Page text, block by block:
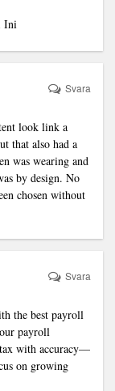
Ini
look link a
that also had a
was wearing and
by design. No
chosen without
Svara
the best payroll
payroll
tax with accuracy—
on growing
Svara